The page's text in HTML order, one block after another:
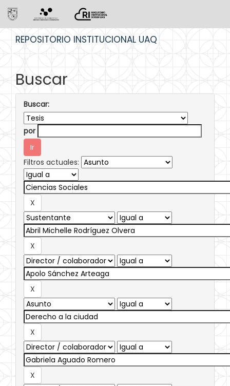
REPOSITORIO INSTITUCIONAL UAQ
Buscar
Buscar:
por
Filtros actuales: